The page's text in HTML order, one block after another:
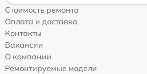
Стоимость ремонта
Оплата и доставка
Контакты
Вакансии
О компании
Ремонтируемые модели